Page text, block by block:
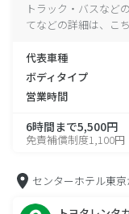
トラック・バスなど
てなどの詳細は、こ
代表車種
ボディタイプ
営業時間
6時間まで5,500円
免責補償制度1,100円
センターホテル東京